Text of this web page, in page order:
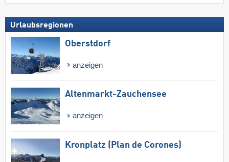
Urlaubsregionen
Oberstdorf
anzeigen
Altenmarkt-Zauchensee
anzeigen
Kronplatz (Plan de Corones)